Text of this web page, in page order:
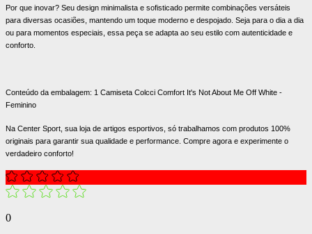
Por que inovar? Seu design minimalista e sofisticado permite combinações versáteis
para diversas ocasiões, mantendo um toque moderno e despojado. Seja para o dia a dia
ou para momentos especiais, essa peça se adapta ao seu estilo com autenticidade e
conforto.
Conteúdo da embalagem: 1 Camiseta Colcci Comfort It's Not About Me Off White -
Feminino
Na Center Sport, sua loja de artigos esportivos, só trabalhamos com produtos 100%
originais para garantir sua qualidade e performance. Compre agora e experimente o
verdadeiro conforto!
0